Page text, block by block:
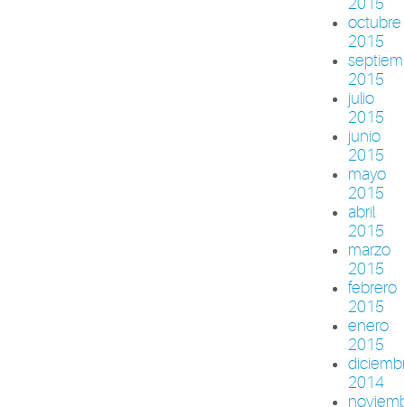
octubre
2015
2015
julio
2015
junio
2015
mayo
2015
abril
2015
marzo
2015
febrero
2015
enero
2015
2014